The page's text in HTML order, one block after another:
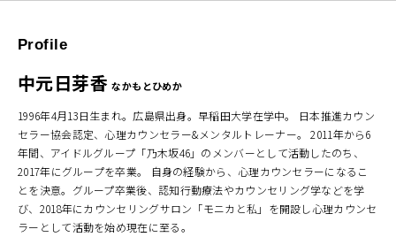
Profile
中元日芽香 なかもとひめか
1996年4月13日生まれ。広島県出身。早稲田大学在学中。 日本推進カウン
セラー協会認定、心理カウンセラー&メンタルトレーナー。 2011年から6
年間、アイドルグループ「乃木坂46」のメンバーとして活動したのち、
2017年にグループを卒業。 自身の経験から、心理カウンセラーになるこ
とを決意。グループ卒業後、認知行動療法やカウンセリング学などを学
び、2018年にカウンセリングサロン「モニカと私」を開設し心理カウンセ
ラーとして活動を始め現在に至る。